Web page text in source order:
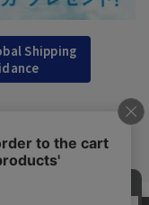
Shipping
表示
採用情報